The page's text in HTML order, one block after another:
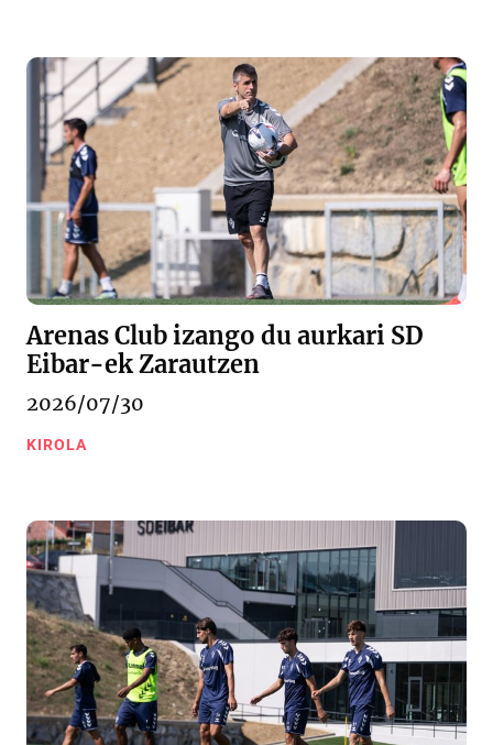
Arenas Club izango du aurkari SD
Eibar-ek Zarautzen
2026/07/30
KIROLA